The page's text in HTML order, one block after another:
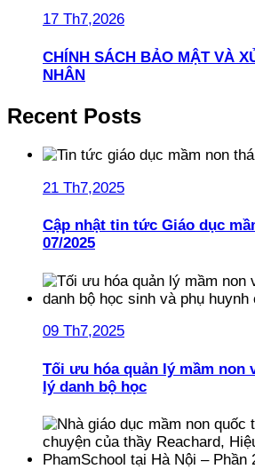
17 Th7,2026
CHÍNH SÁCH BẢO MẬT VÀ
NHÂN
Recent Posts
21 Th7,2025
Cập nhật tin tức Giáo dục
07/2025
09 Th7,2025
Tối ưu hóa quản lý mầm non
lý danh bộ học